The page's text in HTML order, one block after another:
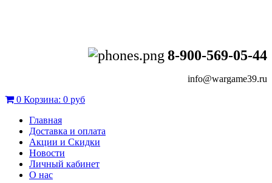
8-900-569-05-44
info@wargame39.ru
0 Корзина: 0 руб
Главная
Доставка и оплата
Акции и Скидки
Новости
Личный кабинет
О нас